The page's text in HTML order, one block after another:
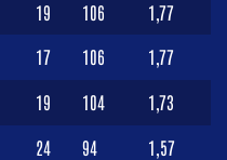
19 106 1,77
17 106 1,77
19 104 1,73
24 94 1,57